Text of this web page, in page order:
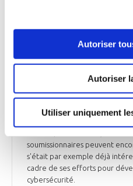
Autoriser
Autoriser
Utiliser uniquement
informations dévoilées par le
aéronautique allait entamer
son offre prévue, plaçant sa
d'Atos pour vendre BDS
d'orientation stratégique sous
d'administration, qui s'efforce
gestion de la dette de 2,25
soumissionnaires peuvent
s'était par exemple déjà
cadre de ses efforts pour
cybersécurité.